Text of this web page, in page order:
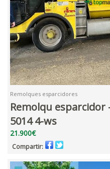
Remolques esparcidores
Remolqu
5014 4-ws
21.900€
Compartir: